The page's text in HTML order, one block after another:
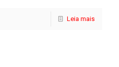
Leia mais